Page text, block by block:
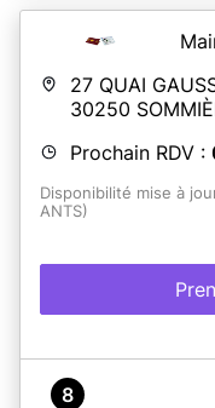
27 QUAI
30250
Prochain RDV :
Disponibilité mise à
ANTS)
8